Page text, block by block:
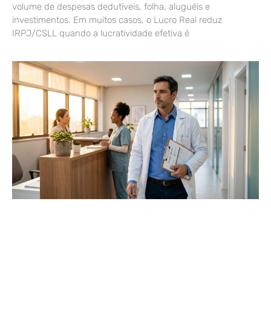
volume de despesas dedutíveis, folha, aluguéis e
investimentos. Em muitos casos, o Lucro Real reduz
IRPJ/CSLL quando a lucratividade efetiva é